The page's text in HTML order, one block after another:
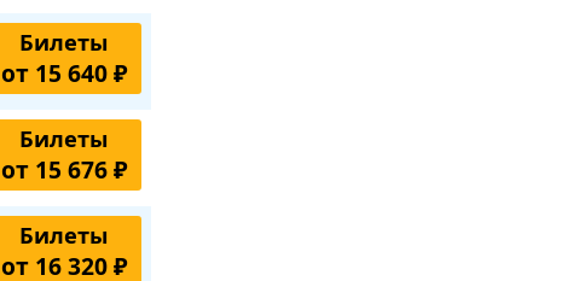
Билеты
от 15 640 ₽
Билеты
от 15 676 ₽
Билеты
от 16 320 ₽